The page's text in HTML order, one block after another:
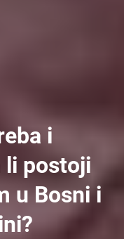
i
li postoji
u Bosni i